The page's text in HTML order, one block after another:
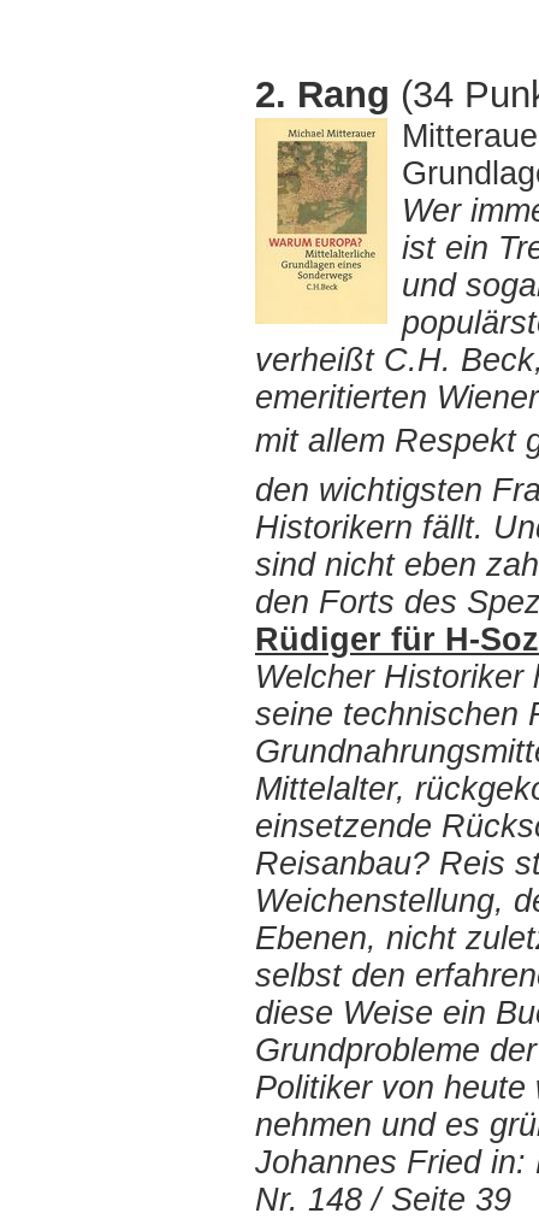
2. Rang (34
Wer
ist ein
und
verheißt C.H.
emeritierten
mit allem Respekt
den wichtigsten
Historikern fällt.
sind nicht eben
den Forts des
Rüdiger für H-
Welcher Historiker
seine technischen
Mittelalter,
einsetzende
Reisanbau? Reis
Weichenstellung,
Ebenen, nicht
selbst den
diese Weise ein
Grundprobleme
Politiker von
nehmen und es
Johannes Fried in:
Nr. 148 / Seite 39